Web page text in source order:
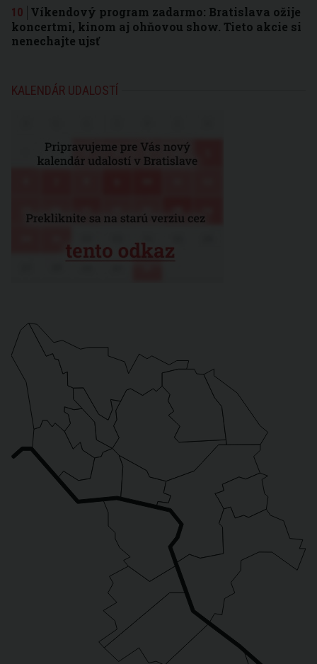
Víkendový program zadarmo: Bratislava ožije
koncertmi, kinom aj ohňovou show. Tieto akcie si
nenechajte ujsť
KALENDÁR UDALOSTÍ